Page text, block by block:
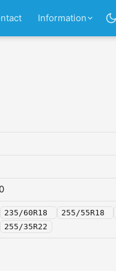
Information
235/60R18 255/55R18
255/35R22